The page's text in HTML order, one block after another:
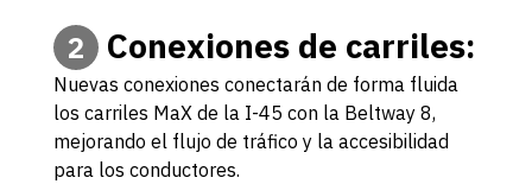
2 Conexiones de carriles:
Nuevas conexiones conectarán de forma fluida
los carriles MaX de la I-45 con la Beltway 8,
mejorando el flujo de tráfico y la accesibilidad
para los conductores.